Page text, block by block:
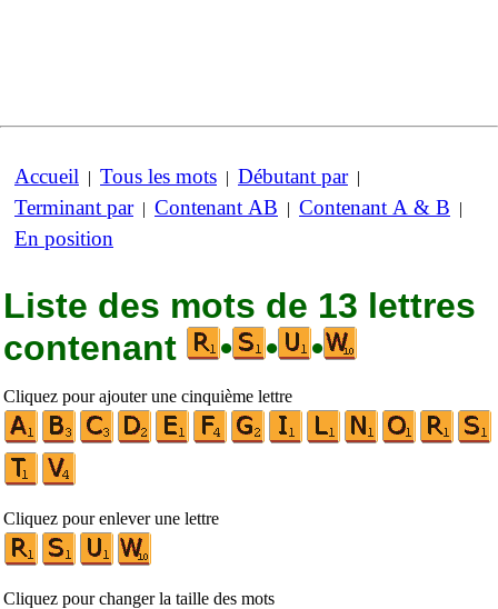
Accueil | Tous les mots | Débutant par|
Terminant par| Contenant AB | Contenant A & B |
En position
Liste des mots de 13 lettres
contenant
• • •
Cliquez pour ajouter une cinquième lettre
Cliquez pour enlever une lettre
Cliquez pour changer la taille des mots